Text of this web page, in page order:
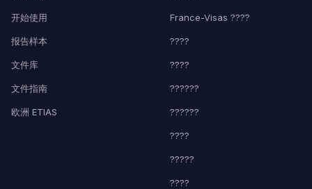
开始使用
报告样本
文件库
文件指南
欧洲 ETIAS
France-Visas ????
????
????
??????
??????
????
?????
????